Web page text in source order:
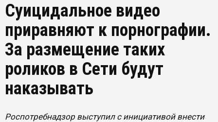
Суицидальное видео
приравняют к порнографии.
За размещение таких
роликов в Сети будут
наказывать
Роспотребнадзор выступил с инициативой внести